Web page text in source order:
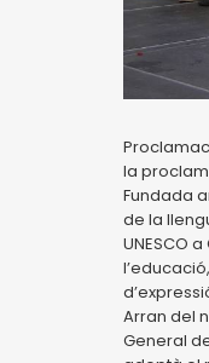
la
Fundada
de la
UNESCO
Arran del
General